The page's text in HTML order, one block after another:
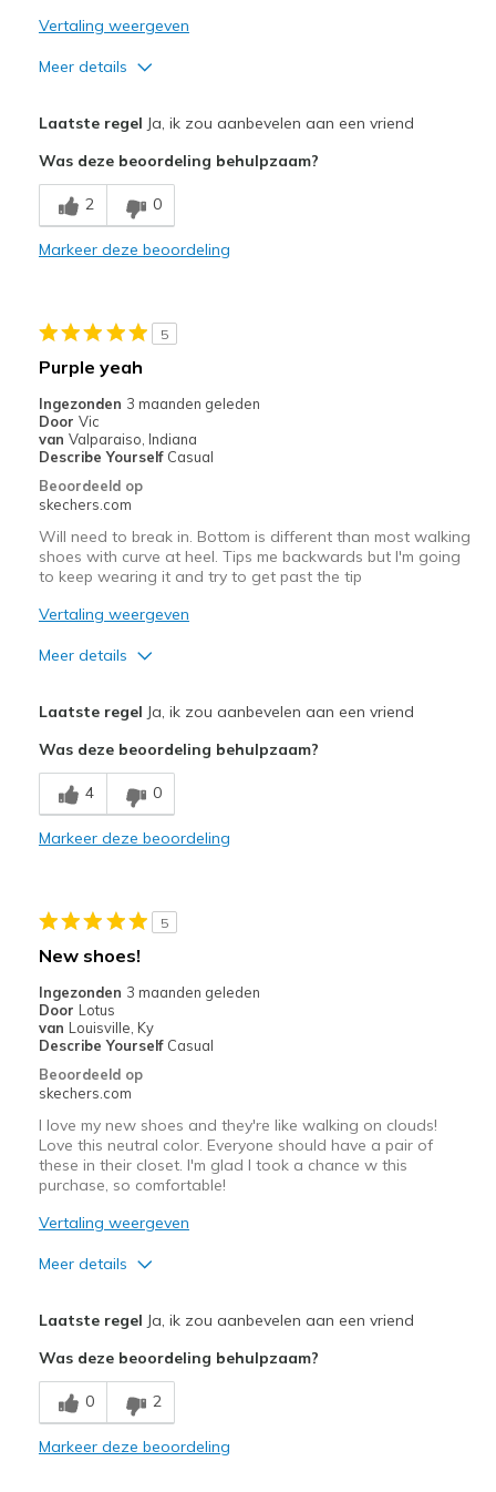
Vertaling weergeven
Meer details
Comfortable
Minpunten
Squeaky
Casual Wear
Width
Feels true to width
Sizing
Feels true to size
View On Shoes
Laatste regel Ja, ik zou aanbevelen aan een vriend
Was deze beoordeling behulpzaam?
2 0
Markeer deze beoordeling
5
Purple yeah
Ingezonden 3 maanden geleden
Door Vic
van Valparaiso, Indiana
Describe Yourself Casual
Beoordeeld op
skechers.com
Will need to break in. Bottom is different than most walking
shoes with curve at heel. Tips me backwards but I'm going
to keep wearing it and try to get past the tip
Vertaling weergeven
Meer details
Comfortable
Stylish
Width
Sizing
Feels half size too big
View On Shoes
Laatste regel Ja, ik zou aanbevelen aan een vriend
Was deze beoordeling behulpzaam?
4 0
Markeer deze beoordeling
5
New shoes!
Ingezonden 3 maanden geleden
Door Lotus
van Louisville, Ky
Describe Yourself Casual
Beoordeeld op
skechers.com
I love my new shoes and they're like walking on clouds!
Love this neutral color. Everyone should have a pair of
these in their closet. I'm glad I took a chance w this
purchase, so comfortable!
Vertaling weergeven
Meer details
Breathe Well
Comfortable
Laatste regel Ja, ik zou aanbevelen aan een vriend
Was deze beoordeling behulpzaam?
0 2
Markeer deze beoordeling